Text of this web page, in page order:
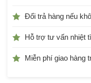
Đổi trả hàng nếu
Hỗ trợ tư vấn nhiệt
Miễn phí giao hàng